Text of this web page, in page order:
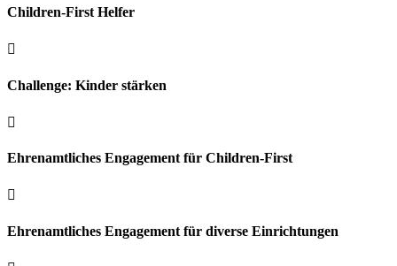
Children-First Helfer

Challenge: Kinder stärken

Ehrenamtliches Engagement für Children-First

Ehrenamtliches Engagement für diverse Einrichtungen